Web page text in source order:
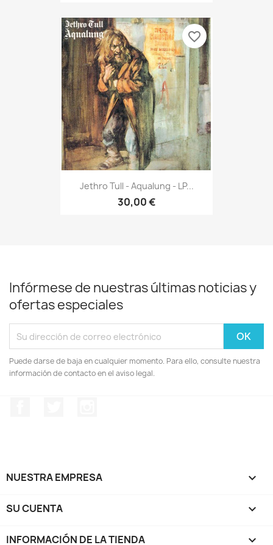
Jethro Tull - Aqualung - LP...
30,00 €
favorite_border
Infórmese de nuestras últimas noticias y
ofertas especiales
Puede darse de baja en cualquier momento. Para ello, consulte nuestra
información de contacto en el aviso legal.
NUESTRA EMPRESA 
SU CUENTA 
INFORMACIÓN DE LA TIENDA keyboard_arrow_down